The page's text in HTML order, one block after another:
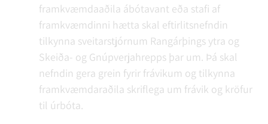
framkvæmdaaðila ábótavant eða stafi af
framkvæmdinni hætta skal eftirlitsnefndin
tilkynna sveitarstjórnum Rangárþings ytra og
Skeiða- og Gnúpverjahrepps þar um. Þá skal
nefndin gera grein fyrir frávikum og tilkynna
framkvæmdaraðila skriflega um frávik og kröfur
til úrbóta.